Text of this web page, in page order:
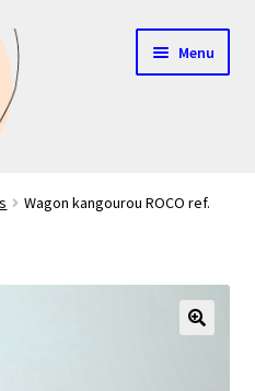
Menu
Wagon kangourou ROCO ref.